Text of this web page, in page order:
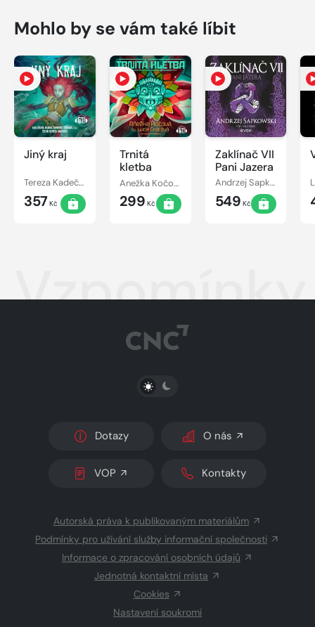
Mohlo by se vám také líbit
Jiný kraj
Tereza Kadečková, Tereza Matoušková
357Kč
Trnitá
kletba
Anežka Kočová
299 Kč
Zaklínač VII
Pani Jazera
Andrzej Sapkowski
549 Kč
PŘEPNOUT SVĚTLÝ/TMAVÝ REŽIM
Dotazy O nás
VOP Kontakty
Autorská práva k publikovaným materiálům
Podmínky pro užívání služby informační společnosti
Informace o zpracování osobních údajů
Jednotná kontaktní místa
Cookies
Nastavení soukromí